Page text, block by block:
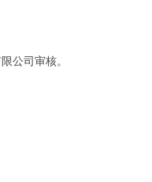
公司审核。